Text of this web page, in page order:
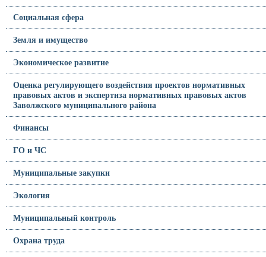
Социальная сфера
Земля и имущество
Экономическое развитие
Оценка регулирующего воздействия проектов нормативных
правовых актов и экспертиза нормативных правовых актов
Заволжского муниципального района
Финансы
ГО и ЧС
Муниципальные закупки
Экология
Муниципальный контроль
Охрана труда